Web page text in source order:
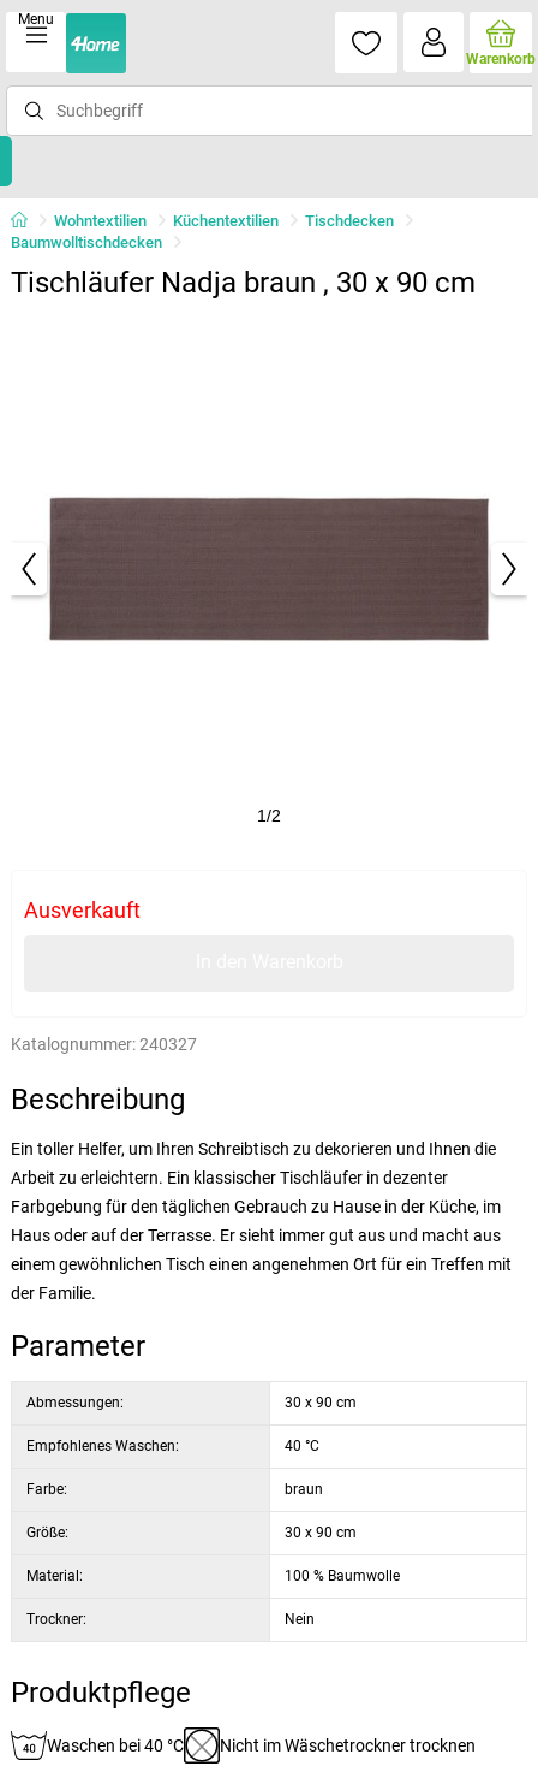
Menu
Warenkorb
Wohntextilien Küchentextilien
Tischdecken
Baumwolltischdecken
Tischläufer Nadja braun , 30 x 90 cm
1/2
Ausverkauft
Katalognummer:240327
Beschreibung
Ein toller Helfer, um Ihren Schreibtisch zu dekorieren und Ihnen die
Arbeit zu erleichtern. Ein klassischer Tischläufer in dezenter
Farbgebung für den täglichen Gebrauch zu Hause in der Küche, im
Haus oder auf der Terrasse. Er sieht immer gut aus und macht aus
einem gewöhnlichen Tisch einen angenehmen Ort für ein Treffen mit
der Familie.
Parameter
Abmessungen: 30 x 90 cm
Empfohlenes Waschen: 40 °C
Farbe: braun
Größe: 30 х 90 cm
Material: 100 % Baumwolle
Trockner: Nein
Produktpflege
Waschen bei 40 °C Nicht im Wäschetrockner trocknen